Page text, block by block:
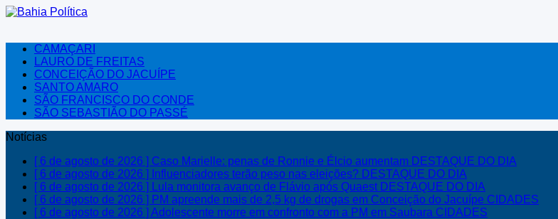
CAMAÇARI
LAURO DE FREITAS
CONCEIÇÃO DO JACUÍPE
SANTO AMARO
SÃO FRANCISCO DO CONDE
SÃO SEBASTIÃO DO PASSÉ
Notícias
[ 6 de agosto de 2026 ] Caso Marielle: penas de Ronnie e Élcio aumentam DESTAQUE DO DIA
[ 6 de agosto de 2026 ]
Influenciadores terão peso nas eleições? DESTAQUE DO DIA
[ 6 de agosto de 2026 ] Lula monitora avanço de Flávio após Quaest DESTAQUE DO DIA
[ 6 de agosto de 2026 ] PM apreende mais de 2,5 kg de drogas em Conceição do Jacuípe CIDADES
[ 6 de agosto de 2026 ] Adolescente morre em confronto com a PM em Saubara CIDADES